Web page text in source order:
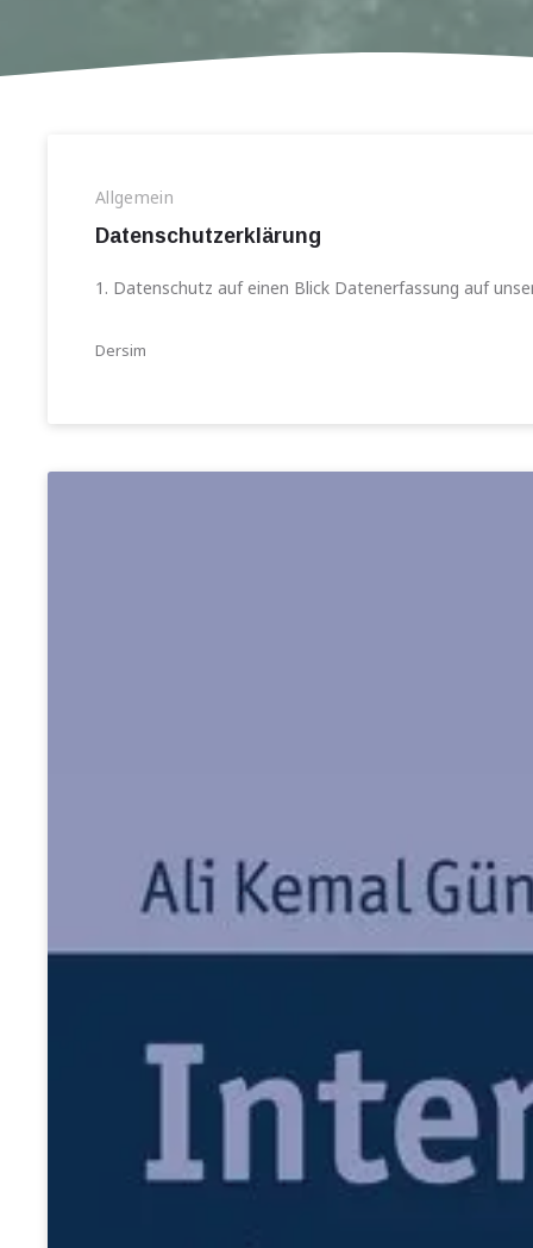
Allgemein
Datenschutz­erklärung
1. Datenschutz auf einen Blick Datenerfassung auf
Dersim